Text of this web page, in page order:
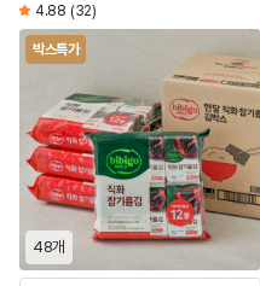
4.88 (32)
박스특가
48개